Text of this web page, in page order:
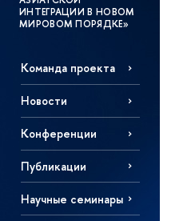
ИНТЕГРАЦИИ В НОВОМ
МИРОВОМ ПОРЯДКЕ»
Команда проекта
Новости
Конференции
Публикации
Научные семинары